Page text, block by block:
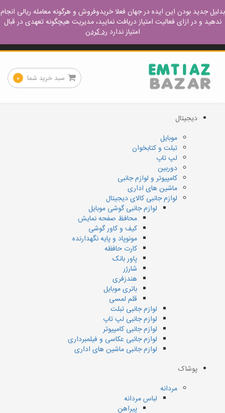
ورود – عضویت آموزش مفید نحوه خرید نحوه فروش
کجا پیدا میشه تماس با ما
سبد خرید شما ۰
دیجیتال
موبایل
تبلت و کتابخوان
لپ تاپ
دوربین
کامپیوتر و لوازم جانبی
ماشین های اداری
لوازم جانبی کالای دیجیتال
لوازم جانبی گوشی موبایل
محافظ صفحه نمایش
کیف و کاور گوشی
مونوپاد و پایه نگهدارنده
کارت حافظه
پاور بانک
شارژر
هندزفری
باتری موبایل
قلم لمسی
لوازم جانبی تبلت
لوازم جانبی لپ تاپ
لوازم جانبی کامپیوتر
لوازم جانبی عکاسی و فیلمبرداری
لوازم جانبی ماشین های اداری
پوشاک
مردانه
لباس مردانه
پیراهن
بدلیل جدید بودن این ایده در جهان فعلا خریدوفروش و هرگونه معامله ریالی انجام
ندهید و در ازای فعالیت امتیاز دریافت نمایید، مدیریت هیچگونه تعهدی در قبال
امتیاز نداردرد کردن